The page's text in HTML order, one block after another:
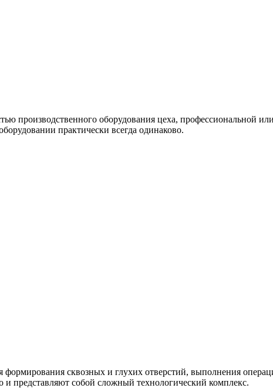
производственного оборудования цеха, профессиональной
практически всегда одинаково.
сквозных и глухих отверстий, выполнения
и представляют собой сложный технологический комплекс.